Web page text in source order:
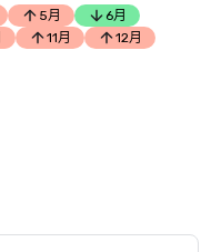
5月
6月
11月 12月